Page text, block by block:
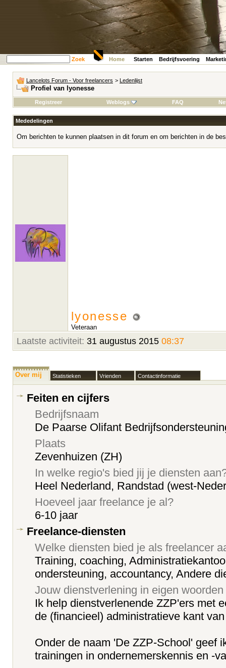
Zoek Home Starten Bedrijfsvoering
Lancelots Forum - Voor freelancers > Ledenlijst
Profiel van lyonesse
Registreer Weblogs FAQ
Mededelingen
Om berichten te kunnen plaatsen in dit forum en om berichten in de
lyonesse
Veteraan
Laatste activiteit: 31 augustus 2015 08:37
Over mij Statistieken Vrienden Contactinformatie
Feiten en cijfers
Bedrijfsnaam
De Paarse Olifant
Plaats
Zevenhuizen (ZH)
In welke regio's bied jij je diensten
Heel Nederland, Randstad (west-
Hoeveel jaar freelance je al?
6-10 jaar
Freelance-diensten
Welke diensten bied je als freelancer
Training, coaching,
ondersteuning, accountancy, Andere
Jouw dienstverlening in eigen woorden
Ik help dienstverlenende ZZP'ers met
de (financieel) administratieve kant
Onder de naam 'De ZZP-School' geef
trainingen in ondernemerskennis en -